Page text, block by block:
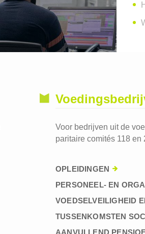
Voor bedrijven uit de
paritaire comités 118 en
OPLEIDINGEN
PERSONEEL- EN
VOEDSELVEILIGHEID
TUSSENKOMSTEN
AANVULLEND